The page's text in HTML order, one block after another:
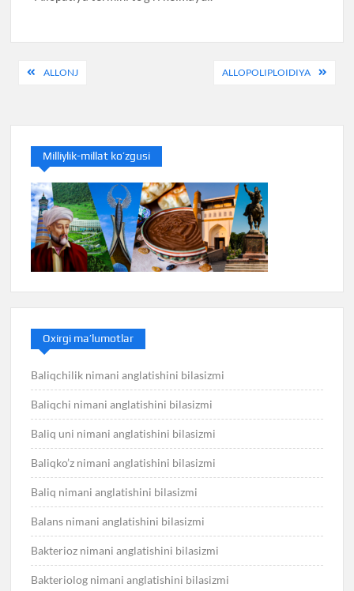
PostALLONJ ALLOPOLIPLOIDIYA
Milliylik-millat ko’zgusi
Oxirgi ma’lumotlar
Baliqchilik nimani anglatishini bilasizmi
Baliqchi nimani anglatishini bilasizmi
Baliq uni nimani anglatishini bilasizmi
Baliqko’z nimani anglatishini bilasizmi
Baliq nimani anglatishini bilasizmi
Balans nimani anglatishini bilasizmi
Bakterioz nimani anglatishini bilasizmi
Bakteriolog nimani anglatishini bilasizmi